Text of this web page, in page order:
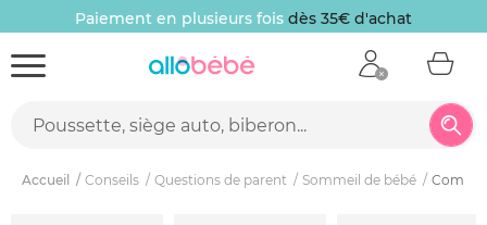
Paiement en plusieurs fois dès 35€ d'achat
Accueil Conseils Questions de parent Sommeil de bébé